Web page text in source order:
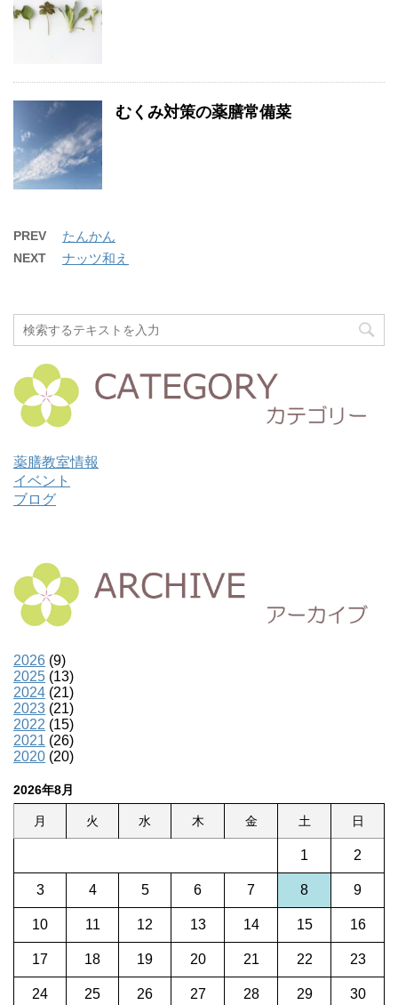
むくみ対策の薬膳常備菜
PREV たんかん
NEXT ナッツ和え
薬膳教室情報
イベント
ブログ
2026 (9)
2025 (13)
2024 (21)
2023 (21)
2022 (15)
2021 (26)
2020 (20)
2026年8月
月 火 水 木 金 土 日
1 2
3 4 5 6 7 8 9
10 11 12 13 14 15 16
17 18 19 20 21 22 23
24 25 26 27 28 29 30